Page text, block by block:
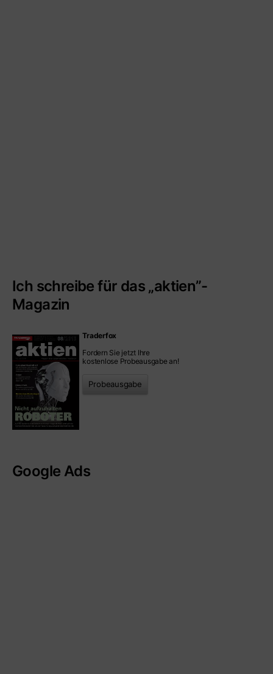
Ich schreibe für das „aktien”-
Magazin
Traderfox
Fordern Sie jetzt Ihre
kostenlose Probeausgabe an!
Probeausgabe
Google Ads